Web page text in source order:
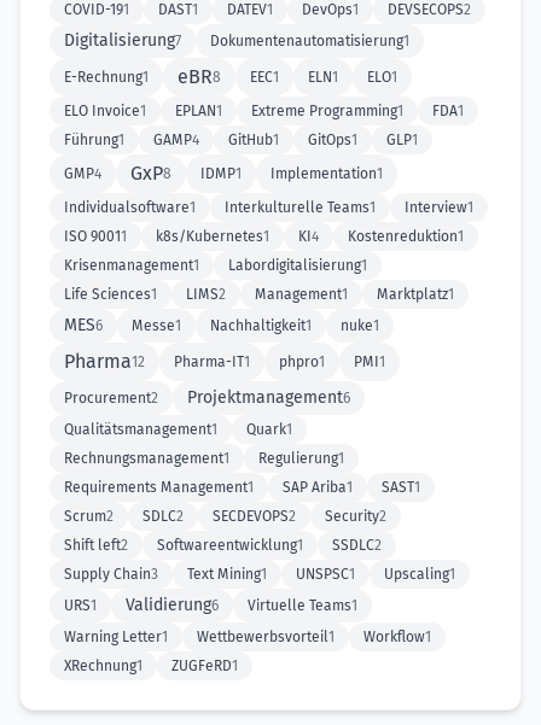
COVID-191 DAST1 DATEV1 DevOps1 DEVSECOPS2
Digitalisierung7 Dokumentenautomatisierung1
E-Rechnung1 eBR8 EEC1 ELN1 ELO1
ELO Invoice1 EPLAN1 Extreme Programming1 FDA1
Führung1 GAMP4 GitHub1 GitOps1 GLP1
GMP4 GxP8 IDMP1 Implementation1
Individualsoftware1 Interkulturelle Teams1 Interview1
ISO 90011 k8s/Kubernetes1 KI 4 Kostenreduktion1
Krisenmanagement1 Labordigitalisierung1
Life Sciences1 LIMS2 Management1 Marktplatz1
MES6 Messe1 Nachhaltigkeit1 nuke1
Pharma12 Pharma-IT1 phpro1 PMI 1
Procurement2 Projektmanagement6
Qualitätsmanagement1 Quark1
Rechnungsmanagement1 Regulierung1
Requirements Management1 SAP Ariba1 SAST1
Scrum2 SDLC2 SECDEVOPS2 Security2
Shift left2 Softwareentwicklung1 SSDLC2
Supply Chain3 Text Mining1 UNSPSC1 Upscaling1
URS1 Validierung6 Virtuelle Teams1
Warning Letter1 Wettbewerbsvorteil1 Workflow1
XRechnung1 ZUGFeRD1